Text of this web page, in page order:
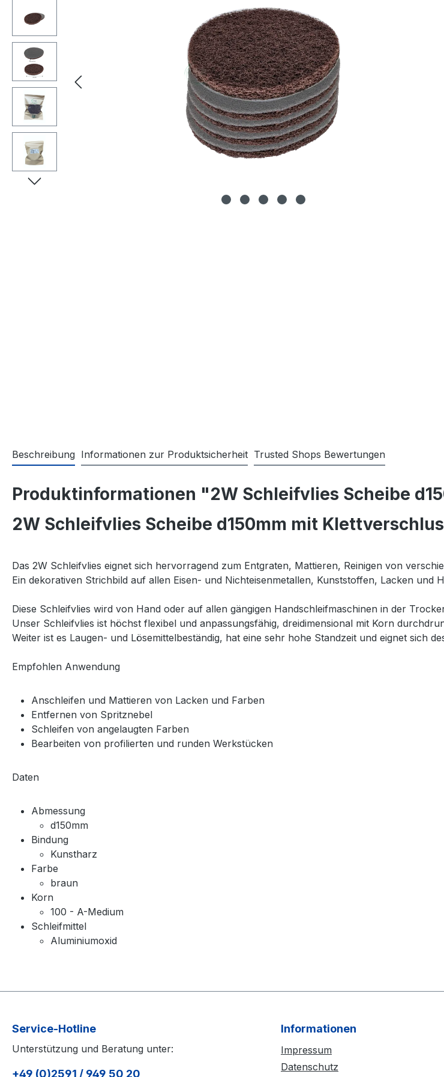
Beschreibung Informationen zur Produktsicherheit Trusted Shops Bewertungen
Produktinformationen "2W Schleifvlies Scheibe
2W Schleifvlies Scheibe d150mm mit
Das 2W Schleifvlies eignet sich hervorragend zum Entgraten, Mattieren, Reinigen von
Ein dekorativen Strichbild auf allen Eisen- und Nichteisenmetallen, Kunststoffen, Lacken und
Diese Schleifvlies wird von Hand oder auf allen gängigen Handschleifmaschinen in der
Unser Schleifvlies ist höchst flexibel und anpassungsfähig, dreidimensional mit Korn
Weiter ist es Laugen- und Lösemittelbeständig, hat eine sehr hohe Standzeit und eignet sich
Empfohlen Anwendung
Anschleifen und Mattieren von Lacken und Farben
Entfernen von Spritznebel
Schleifen von angelaugten Farben
Bearbeiten von profilierten und runden Werkstücken
Daten
Abmessung
d150mm
Bindung
Kunstharz
Farbe
braun
Korn
100 - A-Medium
Schleifmittel
Aluminiumoxid
Service-Hotline
Unterstützung und Beratung unter:
+49 (0)2591 / 949 50 20
Informationen
Impressum
Datenschutz